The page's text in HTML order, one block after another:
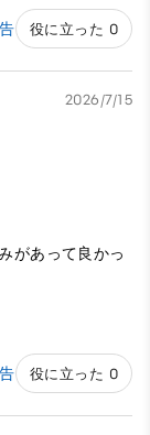
役に立った 0
2026/7/15
があって良かっ
役に立った 0